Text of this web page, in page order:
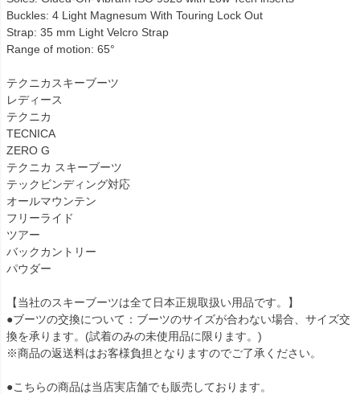
Buckles: 4 Light Magnesum With Touring Lock Out
Strap: 35 mm Light Velcro Strap
Range of motion: 65°
テクニカスキーブーツ
レディース
テクニカ
TECNICA
ZERO G
テクニカ スキーブーツ
テックビンディング対応
オールマウンテン
フリーライド
ツアー
バックカントリー
パウダー
【当社のスキーブーツは全て日本正規取扱い用品です。】
●ブーツの交換について：ブーツのサイズが合わない場合、サイズ交
換を承ります。(試着のみの未使用品に限ります。)
※商品の返送料はお客様負担となりますのでご了承ください。
●こちらの商品は当店実店舗でも販売しております。